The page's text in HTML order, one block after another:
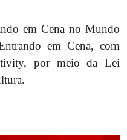
em Cena no Mundo
em Cena, com
por meio da Lei